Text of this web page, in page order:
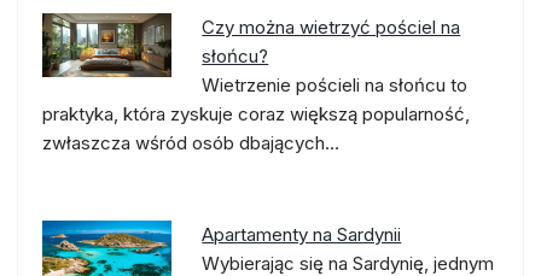
Czy można wietrzyć pościel na
słońcu?
Wietrzenie pościeli na słońcu to
praktyka, która zyskuje coraz większą popularność,
zwłaszcza wśród osób dbających…
Apartamenty na Sardynii
Wybierając się na Sardynię, jednym